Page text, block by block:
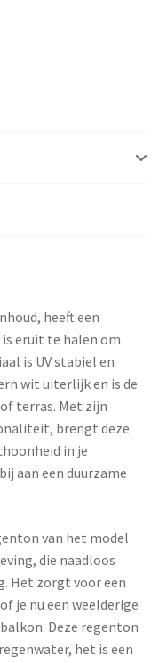
heeft een
eruit te halen om
is UV stabiel en
wit uiterlijk en is de
terras. Met zijn
brengt deze
in je
aan een duurzame
van het model
die naadloos
Het zorgt voor een
je nu een weelderige
Deze regenton
het is een